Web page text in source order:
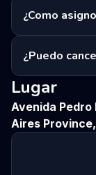
¿Como
¿Puedo
Lugar
Avenida
Aires